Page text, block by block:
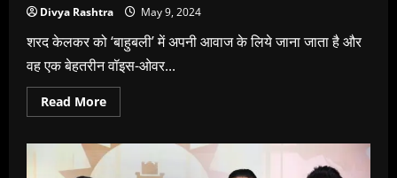
Divya Rashtra May 9, 2024
शरद केलकर को ‘बाहुबली’ में अपनी आवाज के लिये जाना जाता है और
वह एक बेहतरीन वॉइस-ओवर...
Read MoreRead
more
केलकर